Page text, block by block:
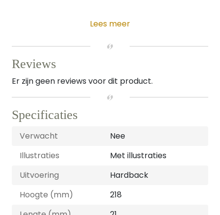
Lees meer
Reviews
Er zijn geen reviews voor dit product.
Specificaties
Verwacht
Nee
Illustraties
Met illustraties
Uitvoering
Hardback
Hoogte (mm)
218